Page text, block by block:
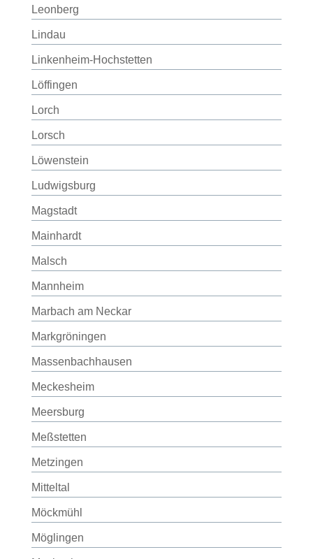
Leonberg
Lindau
Linkenheim-Hochstetten
Löffingen
Lorch
Lorsch
Löwenstein
Ludwigsburg
Magstadt
Mainhardt
Malsch
Mannheim
Marbach am Neckar
Markgröningen
Massenbachhausen
Meckesheim
Meersburg
Meßstetten
Metzingen
Mitteltal
Möckmühl
Möglingen